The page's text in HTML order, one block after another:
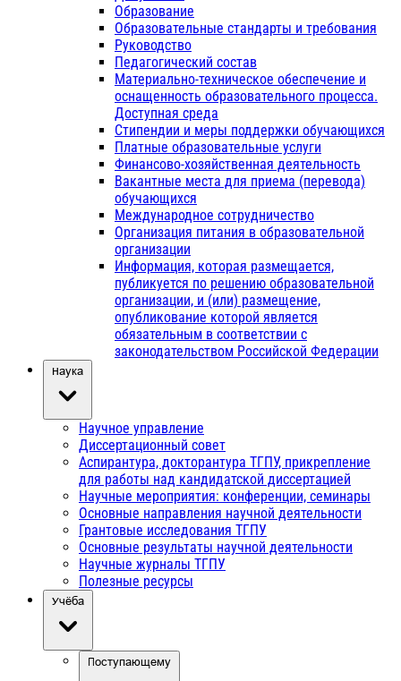
Образование
Образовательные стандарты и требования
Руководство
Педагогический состав
Материально-техническое обеспечение и
оснащенность образовательного процесса.
Доступная среда
Стипендии и меры поддержки обучающихся
Платные образовательные услуги
Финансово-хозяйственная деятельность
Вакантные места для приема (перевода)
обучающихся
Международное сотрудничество
Организация питания в образовательной
организации
Информация, которая размещается,
публикуется по решению образовательной
организации, и (или) размещение,
опубликование которой является
обязательным в соответствии с
законодательством Российской Федерации
Наука
Научное управление
Диссертационный совет
Аспирантура, докторантура ТГПУ, прикрепление
для работы над кандидатской диссертацией
Научные мероприятия: конференции, семинары
Основные направления научной деятельности
Грантовые исследования ТГПУ
Основные результаты научной деятельности
Научные журналы ТГПУ
Полезные ресурсы
Учёба
Поступающему